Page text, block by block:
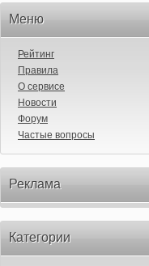
Меню
Рейтинг
Правила
О сервисе
Новости
Форум
Частые вопросы
Реклама
Категории